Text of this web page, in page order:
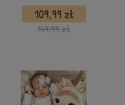
109,99 zł
149,99 zł